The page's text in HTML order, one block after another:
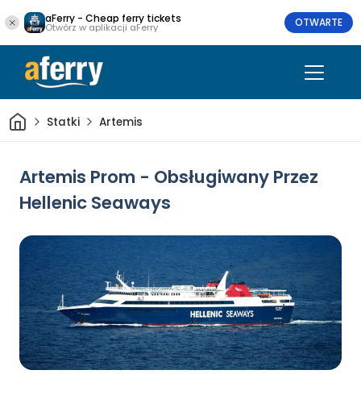
aFerry - Cheap ferry tickets
Otwórz w aplikacji aFerry OTWARTE
DomStatki Artemis
Artemis Prom - Obsługiwany Przez
Hellenic Seaways